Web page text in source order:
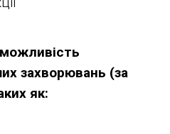
захворювань (за
як: